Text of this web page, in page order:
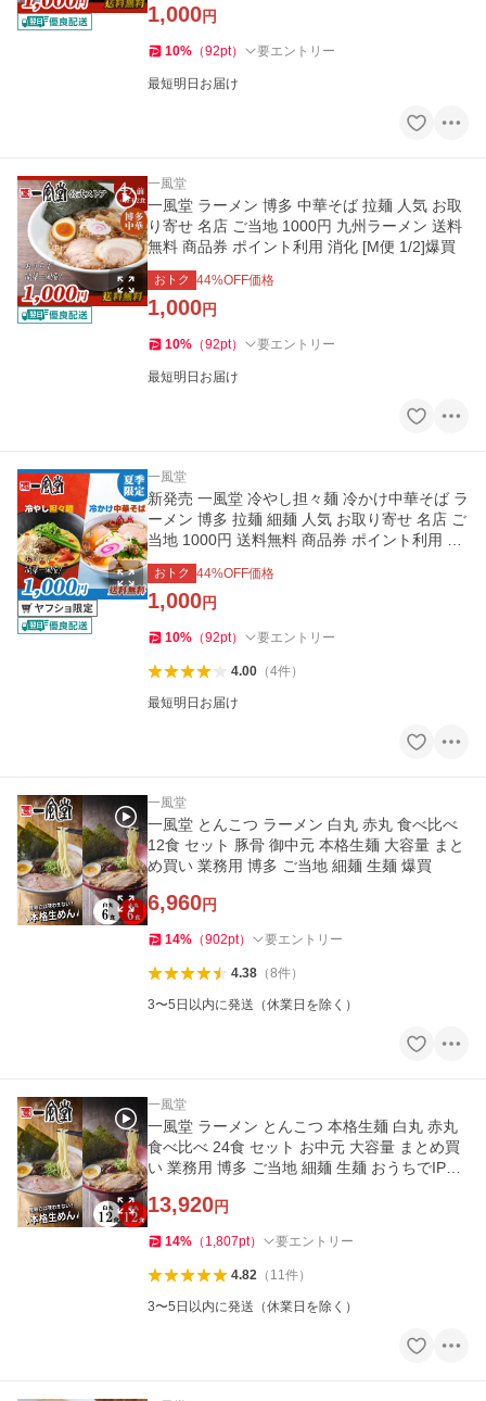
1,000円
10% （92pt） 要エントリー
最短明日お届け
一風堂
一風堂 ラーメン 博多 中華そば 拉麺 人気 お取
り寄せ 名店 ご当地 1000円 九州ラーメン 送料
無料 商品券 ポイント利用 消化 [M便 1/2]爆買
おトク 44%OFF価格
1,000円
10% （92pt） 要エントリー
最短明日お届け
一風堂
新発売 一風堂 冷やし担々麺 冷かけ中華そば ラ
ーメン 博多 拉麺 細麺 人気 お取り寄せ 名店 ご
当地 1000円 送料無料 商品券 ポイント利用 消
化 [M便 1/2]爆買
おトク 44%OFF価格
1,000円
10% （92pt） 要エントリー
4.00（4件）
最短明日お届け
一風堂
一風堂 とんこつ ラーメン 白丸 赤丸 食べ比べ
12食 セット 豚骨 御中元 本格生麺 大容量 まと
め買い 業務用 博多 ご当地 細麺 生麺 爆買
6,960円
14% （902pt） 要エントリー
4.38（8件）
3〜5日以内に発送（休業日を除く）
一風堂
一風堂 ラーメン とんこつ 本格生麺 白丸 赤丸
食べ比べ 24食 セット お中元 大容量 まとめ買
い 業務用 博多 ご当地 細麺 生麺 おうちでIPPU
13,920円
14% （ 1,807pt） 要エントリー
4.82（ 11件）
3〜5日以内に発送（休業日を除く）